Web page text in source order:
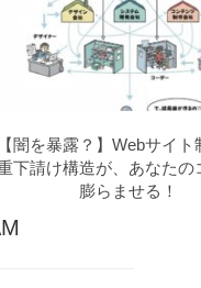
【闇を暴露？】Webサイ
下請け構造が、あなたの
膨らませる！